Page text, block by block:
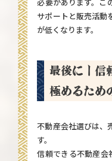
サポートと販売活動
が低くなります。
最後に｜信
極めるため
不動産会社選びは、
す。
信頼できる不動産会